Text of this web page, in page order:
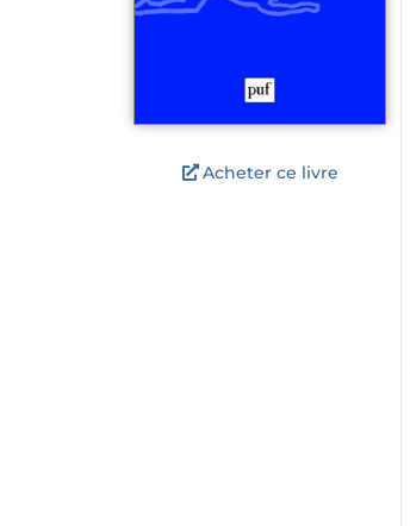
Acheter ce livre